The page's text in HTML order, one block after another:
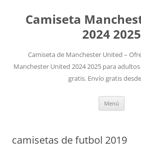
Camiseta
2024 2025
Camiseta de Manchester United –
Manchester United 2024 2025 para
gratis. Envío gratis
Menú
camisetas de futbol 2019